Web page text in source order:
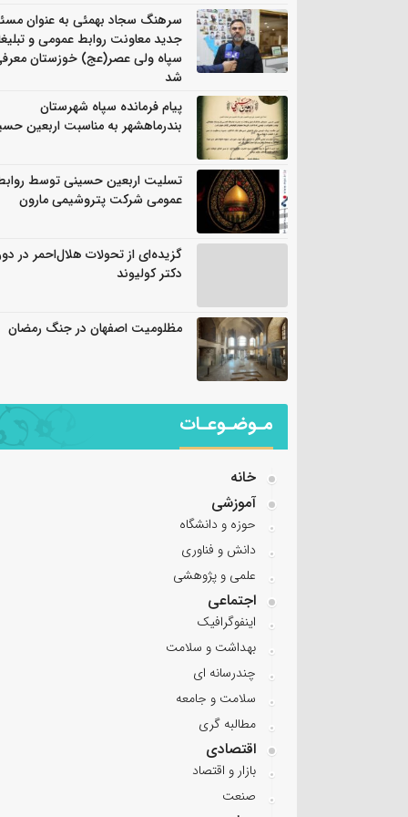
سرهنگ سجاد بهمئی به عنوان
جدید معاونت روابط عمومی و
سپاه ولی عصر(عج) خوزستان
شد
پیام فرمانده سپاه شهرستان
بندرماهشهر به مناسبت اربعین
تسلیت اربعین حسینی توسط
عمومی شرکت پتروشیمی مارون
گزیده‌ای از تحولات هلال‌احمر در
دکتر کولیوند
مظلومیت اصفهان در جنگ رمضان
مـوضـوعـات
خانه
آموزشی
حوزه و دانشگاه
دانش و فناوری
علمی و پژوهشی
اجتماعی
اینفوگرافیک
بهداشت و سلامت
چندرسانه ای
سلامت و جامعه
مطالبه گری
اقتصادی
بازار و اقتصاد
صنعت